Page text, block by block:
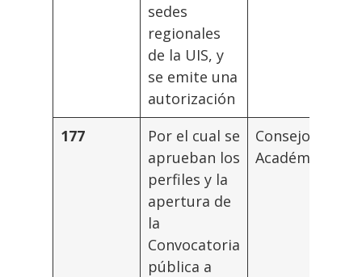
sedes
regionales
de la UIS, y
se emite una
autorización
177
Por el cual se
aprueban los
perfiles y la
apertura de
la
Convocatoria
pública a
Consejo
Académico